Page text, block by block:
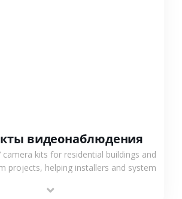
видеонаблюдения
camera kits for residential buildings and
projects, helping installers and system
time.